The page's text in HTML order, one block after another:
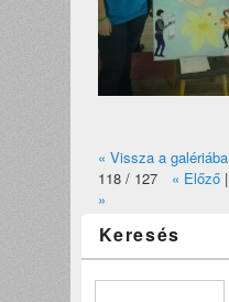
« Vissza a galériába
118 / 127
« Előző|
»
Keresés